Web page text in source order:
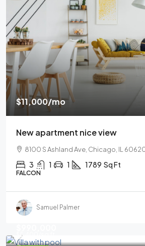
$11,000/mo
New apartment nice view
8100 S Ashland Ave, Chicago, IL
3 1 1 1789 Sq Ft
FALCON
Samuel Palmer
$5,400